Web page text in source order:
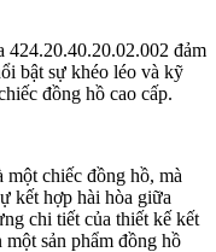
424.20.40.20.02.002 đảm
bật sự khéo léo và kỹ
đồng hồ cao cấp.
chiếc đồng hồ, mà
kết hợp hài hòa giữa
chi tiết của thiết kế kết
sản phẩm đồng hồ